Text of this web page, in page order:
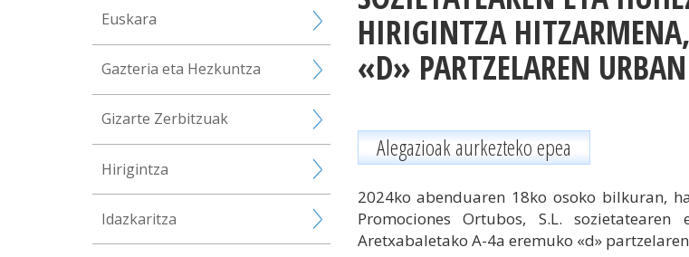
HIRIGINTZA
«D» PARTZELAREN
Alegazioak aurkezteko epea
2024ko abenduaren 18ko osoko bilkuran,
Promociones Ortubos, S.L.
Aretxabaletako A-4a eremuko «d»
Euskara
Gazteria eta Hezkuntza
Gizarte Zerbitzuak
Hirigintza
Idazkaritza